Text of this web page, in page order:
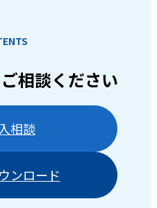
ご相談ください
相談
ンロード